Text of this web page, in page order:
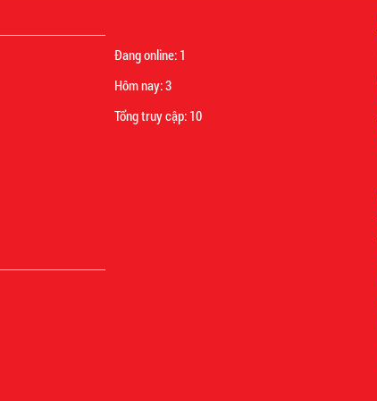
Đang online: 1
Hôm nay:3
Tổng truy cập: 10